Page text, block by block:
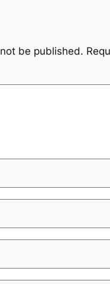
be published.